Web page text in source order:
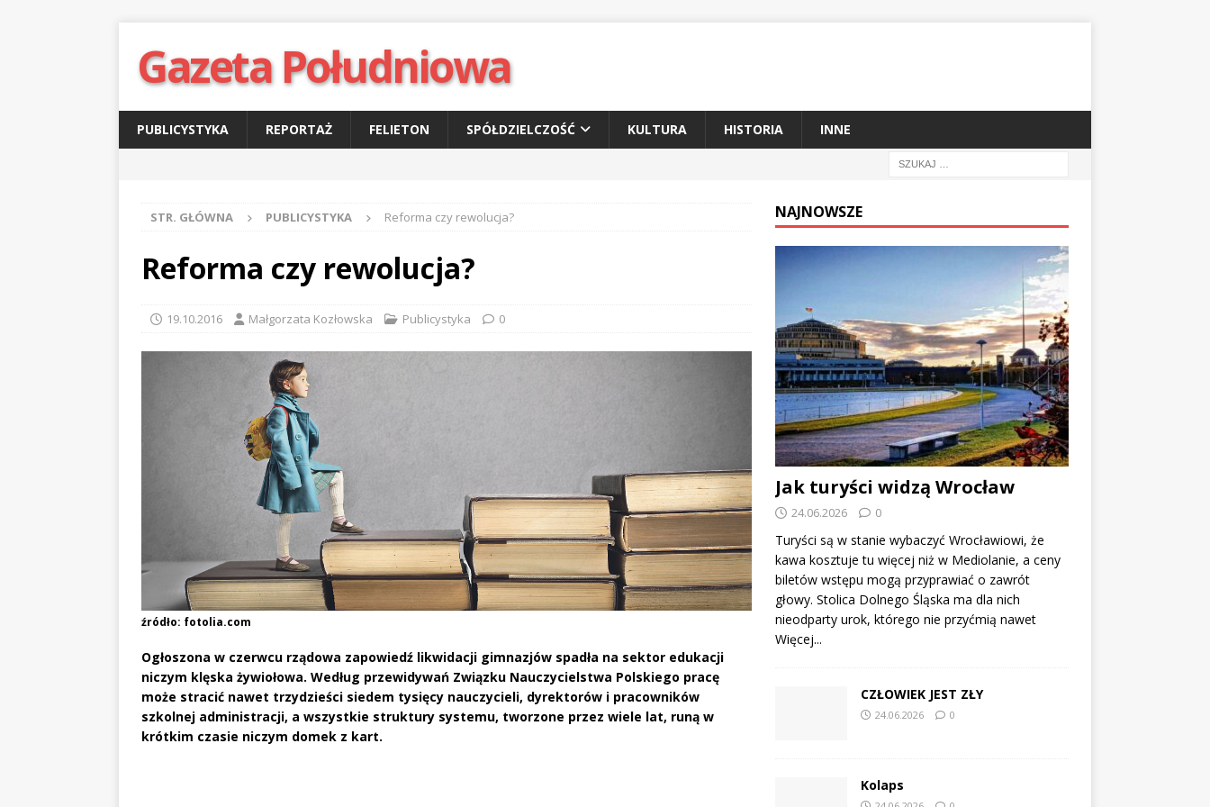
Gazeta Południowa
PUBLICYSTYKA REPORTAŻ FELIETON SPÓŁDZIELCZOŚĆ KULTURA HISTORIA INNE
STR. GŁÓWNA PUBLICYSTYKA Reforma czy rewolucja?
Reforma czy rewolucja?
19.10.2016 Małgorzata Kozłowska Publicystyka 0
źródło: fotolia.com
Ogłoszona w czerwcu rządowa zapowiedź likwidacji gimnazjów spadła na sektor edukacji
niczym klęska żywiołowa. Według przewidywań Związku Nauczycielstwa Polskiego pracę
może stracić nawet trzydzieści siedem tysięcy nauczycieli, dyrektorów i pracowników
szkolnej administracji, a wszystkie struktury systemu, tworzone przez wiele lat, runą w
krótkim czasie niczym domek z kart.
NAJNOWSZE
Jak turyści widzą Wrocław
24.06.2026 0
Turyści są w stanie wybaczyć Wrocławiowi, że
kawa kosztuje tu więcej niż w Mediolanie, a ceny
biletów wstępu mogą przyprawiać o zawrót
głowy. Stolica Dolnego Śląska ma dla nich
nieodparty urok, którego nie przyćmią nawet
Więcej...
CZŁOWIEK JEST ZŁY
24.06.2026 0
Kolaps